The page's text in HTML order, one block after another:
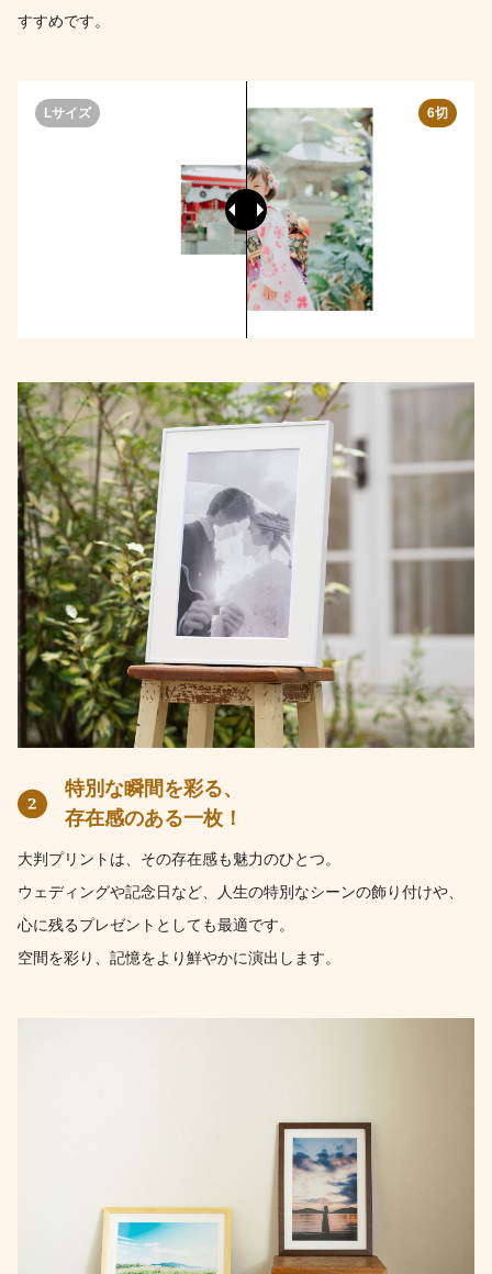
すすめです。
Lサイズ 6切
特別な瞬間を彩る、
存在感のある一枚！
大判プリントは、その存在感も魅力のひとつ。
ウェディングや記念日など、人生の特別なシーンの飾り付けや、
心に残るプレゼントとしても最適です。
空間を彩り、記憶をより鮮やかに演出します。